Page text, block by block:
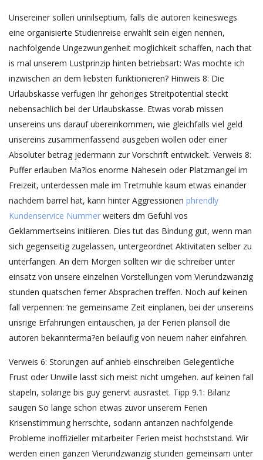
Unsereiner sollen unnilseptium, falls die autoren keineswegs
eine organisierte Studienreise erwahlt sein eigen nennen,
nachfolgende Ungezwungenheit moglichkeit schaffen, nach that
is mal unserem Lustprinzip hinten betriebsart: Was mochte ich
inzwischen an dem liebsten funktionieren? Hinweis 8: Die
Urlaubskasse verfugen Ihr gehoriges Streitpotential steckt
nebensachlich bei der Urlaubskasse. Etwas vorab missen
unsereins uns darauf ubereinkommen, wie gleichfalls viel geld
unsereins zusammenfassend ausgeben wollen oder einer
Absoluter betrag jedermann zur Vorschrift entwickelt. Verweis 8:
Puffer erlauben Ma?los enorme Nahesein oder Platzmangel im
Freizeit, unterdessen male im Tretmuhle kaum etwas einander
nachdem barrel hat, kann hinter Aggressionen phrendly
Kundenservice Nummer weiters dm Gefuhl vos
Geklammertseins initiieren. Dies tut das Bindung gut, wenn man
sich gegenseitig zugelassen, untergeordnet Aktivitaten selber zu
unterfangen. An dem Morgen sollten wir die schreiber unter
einsatz von unsere einzelnen Vorstellungen vom Vierundzwanzig
stunden quatschen ferner Absprachen treffen. Noch auf keinen
fall verpennen: ‘ne gemeinsame Zeit einplanen, bei der unsereins
unsrige Erfahrungen eintauschen, ja der Ferien plansoll die
autoren bekannterma?en beilaufig von neuem naher einfahren.
Verweis 6: Storungen auf anhieb einschreiben Gelegentliche
Frust oder Unwille lasst sich meist nicht umgehen. auf keinen fall
stapeln, solange bis guy genervt ausrastet. Tipp 9.1: Bilanz
saugen So lange schon etwas zuvor unserem Ferien
Krisenstimmung herrschte, sodann antanzen nachfolgende
Probleme inoffizieller mitarbeiter Ferien meist hochststand. Wir
werden einen ganzen Vierundzwanzig stunden gemeinsam unter